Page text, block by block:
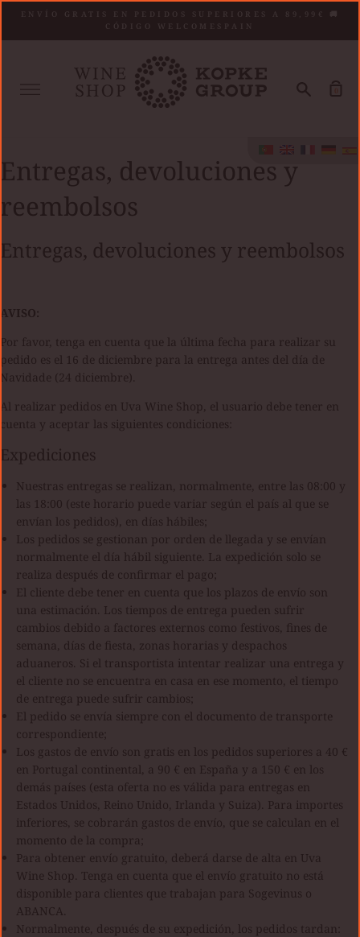
contenido
ENVÍO GRATIS EN PEDIDOS SUPERIORES A 89,99€ 🚚
CÓDIGO WELCOMESPAIN
Procurar
Entregas, devoluciones y
reembolsos
Entregas, devoluciones y reembolsos
AVISO:
Por favor, tenga en cuenta que la última fecha para realizar su
pedido es el 16 de diciembre para la entrega antes del día de
Navidade (24 diciembre).
Al realizar pedidos en Uva Wine Shop, el usuario debe tener en
cuenta y aceptar las siguientes condiciones:
Expediciones
Nuestras entregas se realizan, normalmente, entre las 08:00 y
las 18:00 (este horario puede variar según el país al que se
envían los pedidos), en días hábiles;
Los pedidos se gestionan por orden de llegada y se envían
normalmente el día hábil siguiente. La expedición solo se
realiza después de confirmar el pago;
El cliente debe tener en cuenta que los plazos de envío son
una estimación. Los tiempos de entrega pueden sufrir
cambios debido a factores externos como festivos, fines de
semana, días de fiesta, zonas horarias y despachos
aduaneros. Si el transportista intentar realizar una entrega y
el cliente no se encuentra en casa en ese momento, el tiempo
de entrega puede sufrir cambios;
El pedido se envía siempre con el documento de transporte
correspondiente;
Los gastos de envío son gratis en los pedidos superiores a 40 €
en Portugal continental, a 90 € en España y a 150 € en los
demás países (esta oferta no es válida para entregas en
Estados Unidos, Reino Unido, Irlanda y Suiza). Para importes
inferiores, se cobrarán gastos de envío, que se calculan en el
momento de la compra;
Para obtener envío gratuito, deberá darse de alta en Uva
Wine Shop. Tenga en cuenta que el envío gratuito no está
disponible para clientes que trabajan para Sogevinus o
ABANCA.
Normalmente, después de su expedición, los pedidos tardan: